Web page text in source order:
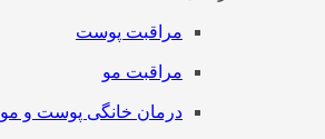
مراقبت پوست
مراقبت مو
درمان خانگی پوست و مو